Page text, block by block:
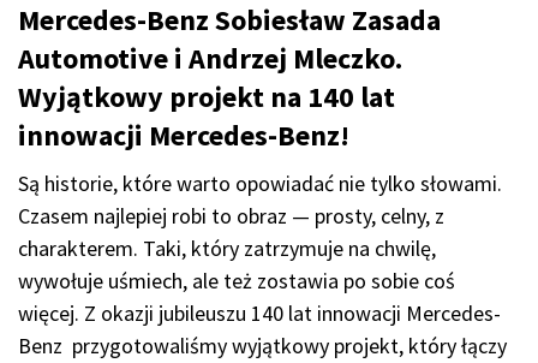
Mercedes-Benz Sobiesław Zasada
Automotive i Andrzej Mleczko.
Wyjątkowy projekt na 140 lat
innowacji Mercedes-Benz!
Są historie, które warto opowiadać nie tylko słowami.
Czasem najlepiej robi to obraz — prosty, celny, z
charakterem. Taki, który zatrzymuje na chwilę,
wywołuje uśmiech, ale też zostawia po sobie coś
więcej. Z okazji jubileuszu 140 lat innowacji Mercedes-
Benz przygotowaliśmy wyjątkowy projekt, który łączy